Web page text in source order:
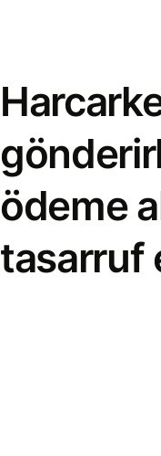
ödeme
tasarruf